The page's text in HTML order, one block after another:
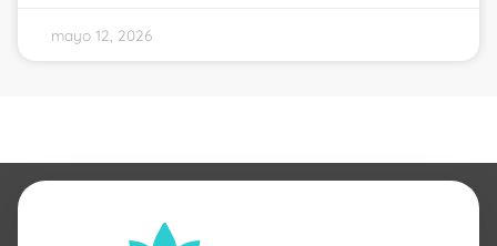
mayo 12, 2026